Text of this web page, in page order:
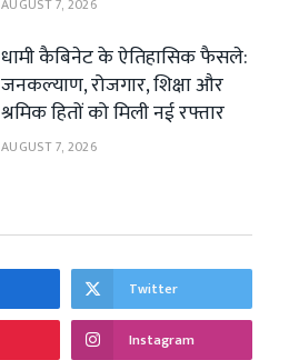
AUGUST 7, 2026
धामी कैबिनेट के ऐतिहासिक फैसले:
जनकल्याण, रोजगार, शिक्षा और
श्रमिक हितों को मिली नई रफ्तार
AUGUST 7, 2026
Twitter
Instagram